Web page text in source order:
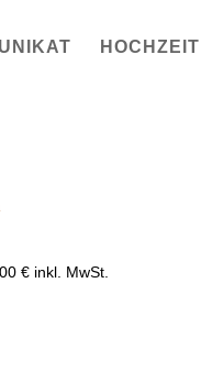
UNIKAT HOCHZEIT
€Preisspanne:
inkl. MwSt.